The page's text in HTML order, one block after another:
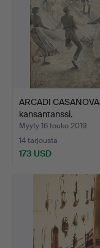
ARCADI
kansantanssi.
Myyty 16 touko 2019
14 tarjousta
173 USD